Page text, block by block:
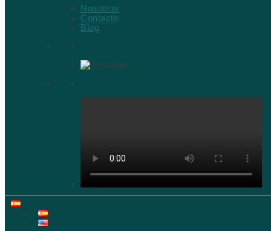
Nosotros
Contacto
Blog